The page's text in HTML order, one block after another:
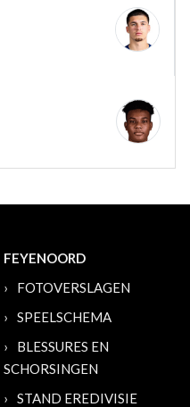
FEYENOORD
FOTOVERSLAGEN
SPEELSCHEMA
BLESSURES EN
SCHORSINGEN
STAND EREDIVISIE